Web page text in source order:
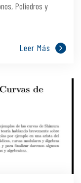
Poliedros y
Leer Más